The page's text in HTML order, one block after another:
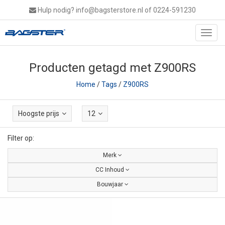
Hulp nodig? info@bagsterstore.nl of 0224-591230
Producten getagd met Z900RS
Home /Tags / Z900RS
Hoogste prijs 12
Filter op:
Merk
CC Inhoud
Bouwjaar